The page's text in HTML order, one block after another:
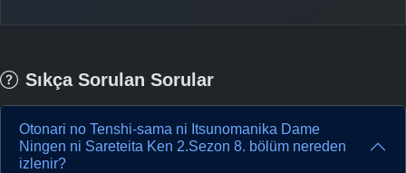
Sıkça Sorulan Sorular
Otonari no Tenshi-sama ni Itsunomanika Dame
Ningen ni Sareteita Ken 2.Sezon 8. bölüm nereden
izlenir?